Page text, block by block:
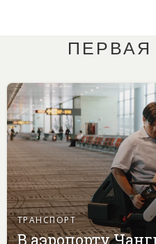
ТРАНСПОРТ
В аэропорту